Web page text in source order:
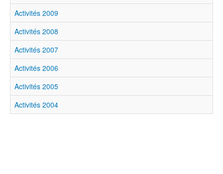
Activités 2009
Activités 2008
Activités 2007
Activités 2006
Activités 2005
Activités 2004